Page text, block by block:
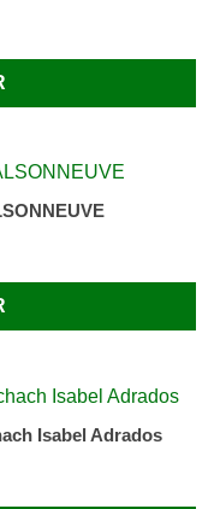
Isabel Adrados